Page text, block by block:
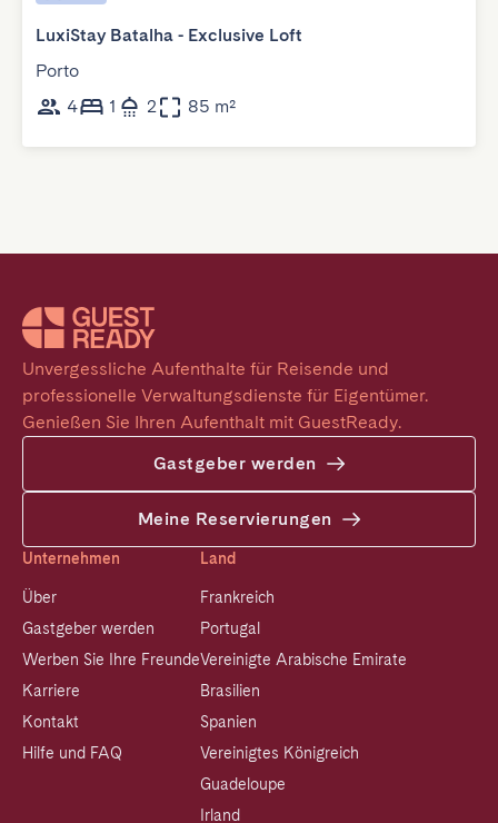
LuxiStay Batalha - Exclusive Loft
Porto
4
1 2 85 m²
Unvergessliche Aufenthalte für Reisende und
professionelle Verwaltungsdienste für Eigentümer.
Genießen Sie Ihren Aufenthalt mit GuestReady.
Gastgeber werden
Meine Reservierungen
Unternehmen
Über
Gastgeber werden
Werben Sie Ihre Freunde
Karriere
Kontakt
Hilfe und FAQ
Land
Frankreich
Portugal
Vereinigte Arabische Emirate
Brasilien
Spanien
Vereinigtes Königreich
Guadeloupe
Irland